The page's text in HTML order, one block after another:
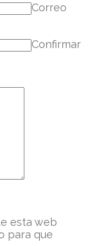
Correo
Confirmar
esta web
para que